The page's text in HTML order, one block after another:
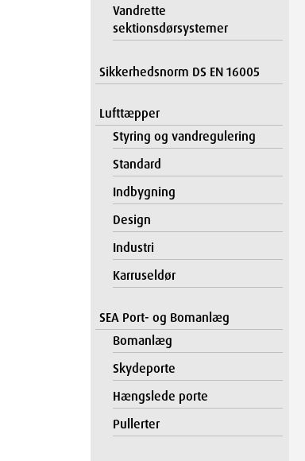
Vandrette
sektionsdørsystemer
Sikkerhedsnorm DS EN 16005
Lufttæpper
Styring og vandregulering
Standard
Indbygning
Design
Industri
Karruseldør
SEA Port- og Bomanlæg
Bomanlæg
Skydeporte
Hængslede porte
Pullerter